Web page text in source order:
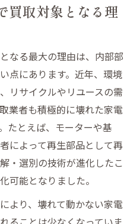
買取対象となる理
なる最大の理由は、内部部
点にあります。近年、環境
リサイクルやリユースの需
業者も積極的に壊れた家電
たとえば、モーターや基
によって再生部品として再
・選別の技術が進化したこ
可能となりました。
より、壊れて動かない家電